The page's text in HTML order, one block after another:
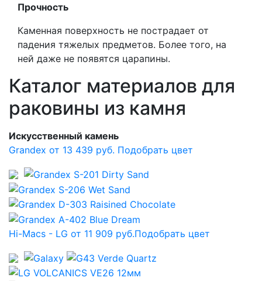
Прочность
Каменная поверхность не пострадает от
падения тяжелых предметов. Более того, на
ней даже не появятся царапины.
Каталог материалов для
раковины из камня
Искусственный камень
Grandex от 13 439 руб. Подобрать цвет
Hi-Macs - LG от 11 909 руб.Подобрать цвет